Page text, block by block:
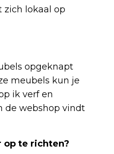
zich lokaal op
opgeknapt
meubels kun je
ik verf en
de webshop vindt
op te richten?